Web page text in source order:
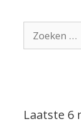
naar:
Laatste 6